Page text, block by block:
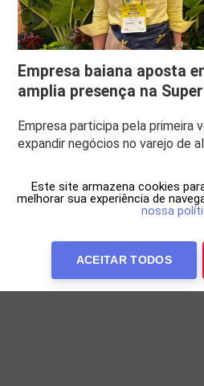
Empresa baiana aposta
amplia presença na
Empresa participa pela primeira
expandir negócios no varejo de
Este site armazena cookies
melhorar sua experiência de
nossa
ACEITAR TODOS